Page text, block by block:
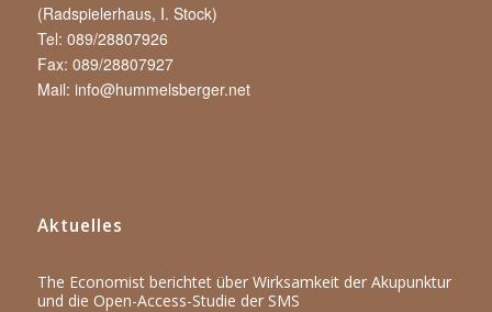
(Radspielerhaus, I. Stock)
Tel: 089/28807926
Fax: 089/28807927
Mail: info@hummelsberger.net
Aktuelles
The Economist berichtet über Wirksamkeit der Akupunktur
und die Open-Access-Studie der SMS